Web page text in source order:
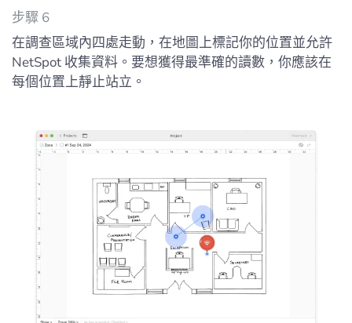
步驟 6
在調查區域內四處走動，在地圖上標記你的位置並允許
NetSpot 收集資料。要想獲得最準確的讀數，你應該在
每個位置上靜止站立。